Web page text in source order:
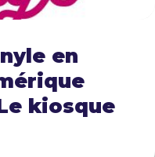
en
kiosque